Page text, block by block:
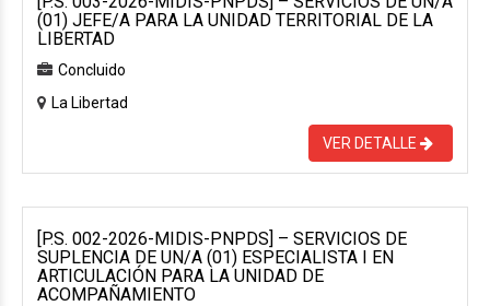
(01) JEFE/A PARA LA UNIDAD TERRITORIAL DE LA
LIBERTAD
Concluido
La Libertad
VER DETALLE
[P.S. 002-2026-MIDIS-PNPDS] – SERVICIOS DE
SUPLENCIA DE UN/A (01) ESPECIALISTA I EN
ARTICULACIÓN PARA LA UNIDAD DE
ACOMPAÑAMIENTO